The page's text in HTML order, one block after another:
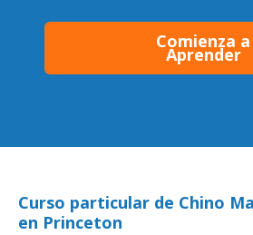
Comienza a
Aprender
Curso particular de Chino
en Princeton